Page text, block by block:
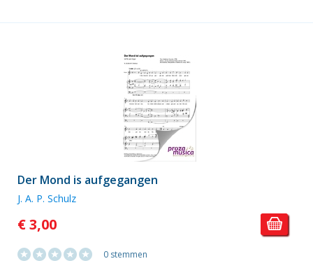
Der Mond is aufgegangen
J. A. P. Schulz
€ 3,00
0 stemmen